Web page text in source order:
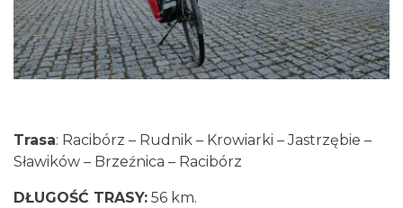
Trasa: Racibórz – Rudnik – Krowiarki – Jastrzębie –
Sławików – Brzeźnica – Racibórz
DŁUGOŚĆ TRASY: 56 km.